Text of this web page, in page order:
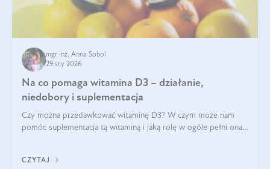
mgr inż. Anna Sobol
29 sty 2026
Na co pomaga witamina D3 – działanie,
niedobory i suplementacja
Czy można przedawkować witaminę D3? W czym może nam
pomóc suplementacja tą witaminą i jaką rolę w ogóle pełni ona
robić?
CZYTAJ